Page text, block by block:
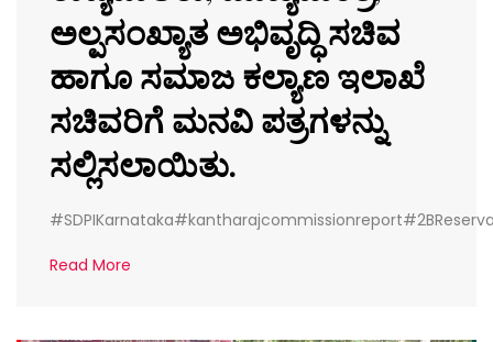
ಅಲ್ಪಸಂಖ್ಯಾತ ಅಭಿವೃದ್ಧಿ ಸಚಿವ
ಹಾಗೂ ಸಮಾಜ ಕಲ್ಯಾಣ ಇಲಾಖೆ
ಸಚಿವರಿಗೆ ಮನವಿ ಪತ್ರಗಳನ್ನು
ಸಲ್ಲಿಸಲಾಯಿತು.
Read More